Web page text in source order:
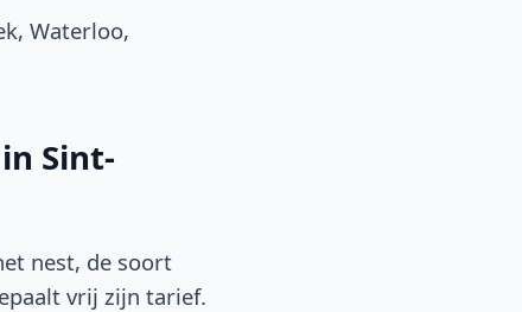
Waterloo,
Sint-
nest, de soort
vrij zijn tarief.